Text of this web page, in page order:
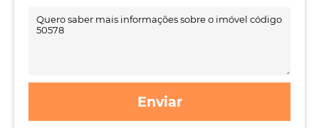
Enviar